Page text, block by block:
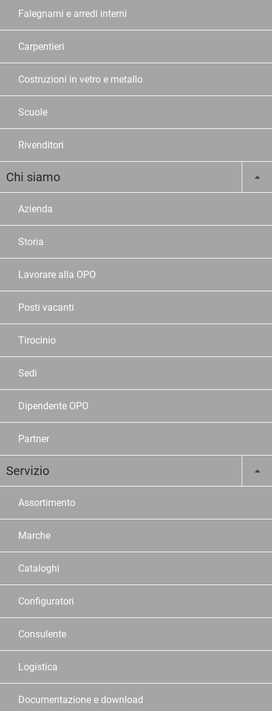
Falegnami e arredi interni
Carpentieri
Costruzioni in vetro e metallo
Scuole
Rivenditori
Chi siamo
Azienda
Storia
Lavorare alla OPO
Posti vacanti
Tirocinio
Sedi
Dipendente OPO
Partner
Servizio
Assortimento
Marche
Cataloghi
Configuratori
Consulente
Logistica
Documentazione e download